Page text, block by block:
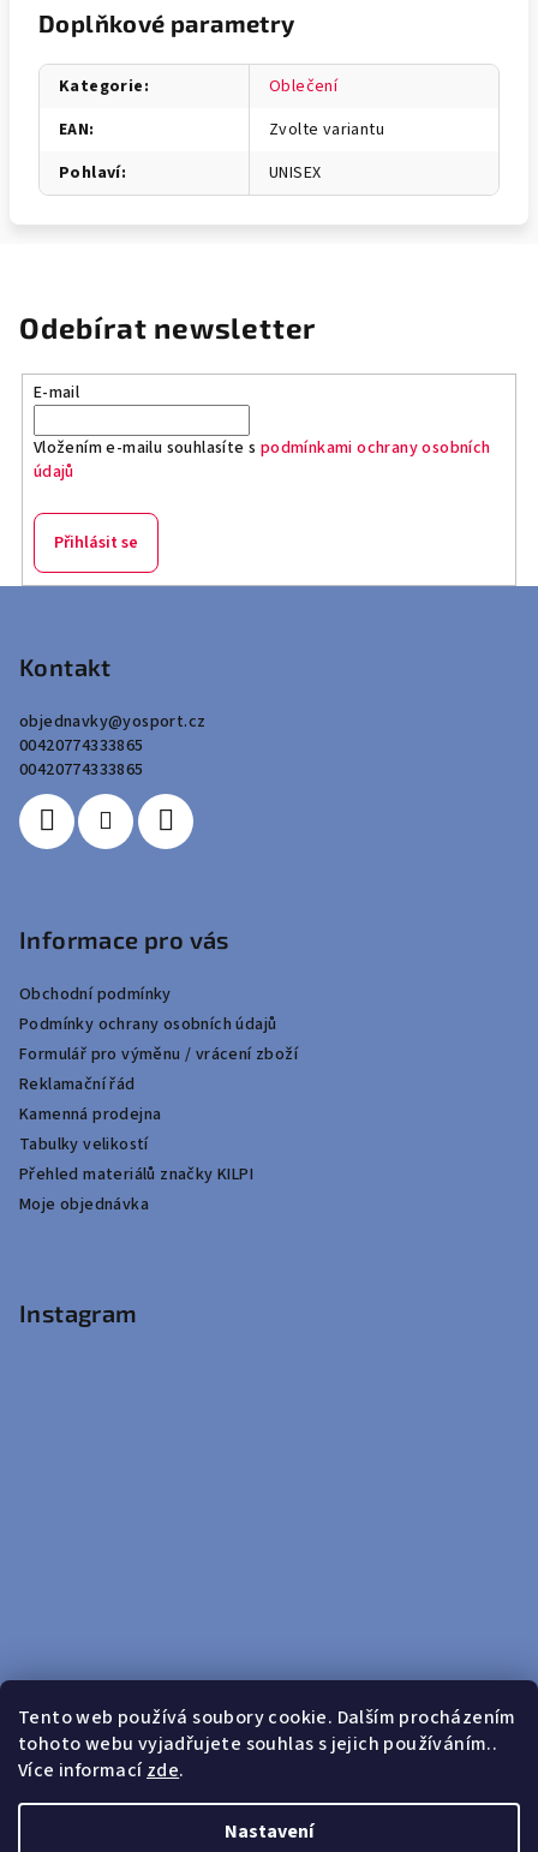
Tento web používá soubory cookie. Dalším procházením
tohoto webu vyjadřujete souhlas s jejich používáním..
Více informacízde.
Nastavení
Doplňkové parametry
Kategorie:
Oblečení
EAN:
Zvolte variantu
Pohlaví: UNISEX
Odebírat newsletter
E-mail
Vložením e-mailu souhlasíte s podmínkami ochrany osobních
údajů
Přihlásit se
Kontakt
objednavky@yosport.cz
00420774333865
00420774333865
Informace pro vás
Obchodní podmínky
Podmínky ochrany osobních údajů
Formulář pro výměnu / vrácení zboží
Reklamační řád
Kamenná prodejna
Tabulky velikostí
Přehled materiálů značky KILPI
Moje objednávka
Instagram
Sledovat na Instagramu
Doprava zdarma od 599 Kč